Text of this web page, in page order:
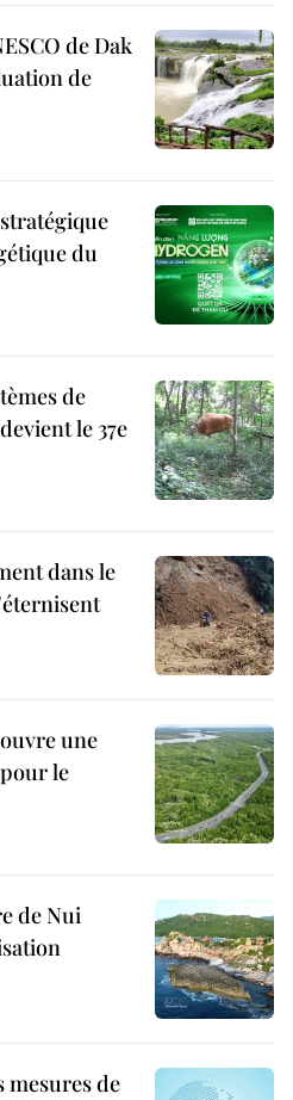
de Dak
de
du
de
le 37e
dans le
une
le
de Nui
mesures de